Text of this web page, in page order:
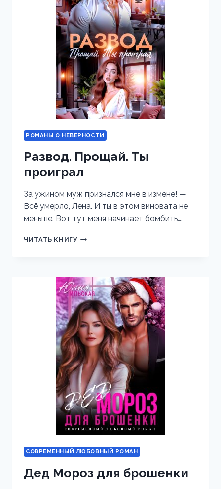
РОМАНЫ О НЕВЕРНОСТИ
Развод. Прощай. Ты
проиграл
За ужином муж признался мне в измене! —
Всё умерло, Лена. И ты в этом виновата не
меньше. Вот тут меня начинает бомбить….
ЧИТАТЬ КНИГУРАЗВОД.
СОВРЕМЕННЫЙ ЛЮБОВНЫЙ РОМАН
Дед Мороз для брошенки